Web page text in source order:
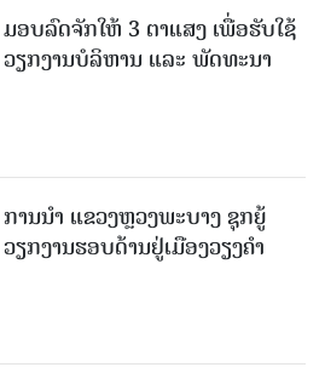
ມອບລົດຈັກໃຫ້ 3 ຕາແສງ ເພື່ອຮັບໃຊ້
ວຽກງານບໍລິຫານ ແລະ ພັດທະນາ
ການນຳ ແຂວງຫຼວງພະບາງ ຊຸກຍູ້
ວຽກງານຮອບດ້ານຢູ່ເມືອງວຽງຄໍາ